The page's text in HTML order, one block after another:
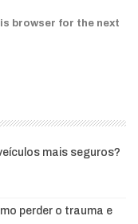
browser for the next
mais seguros?
perder o trauma e